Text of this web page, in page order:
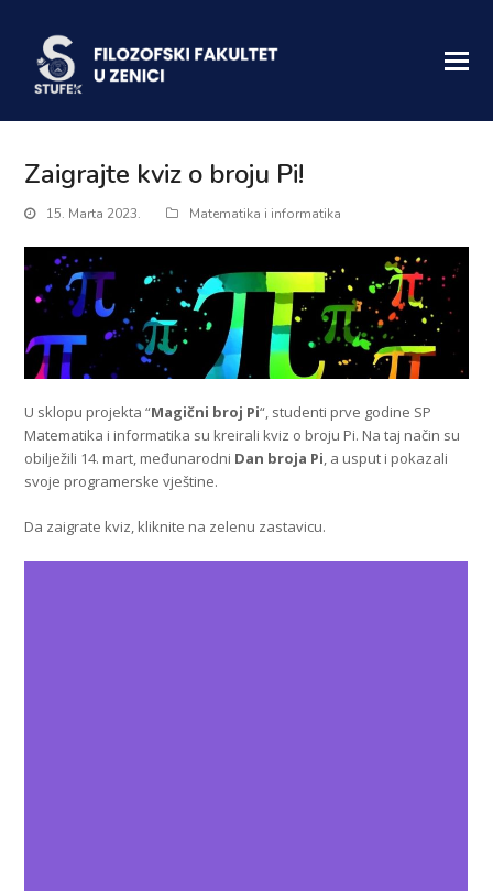
Zaigrajte kviz o broju Pi!
15. Marta 2023. Matematika i informatika
U sklopu projekta “Magični broj Pi“, studenti prve godine SP
Matematika i informatika su kreirali kviz o broju Pi. Na taj način su
obilježili 14. mart, međunarodni Dan broja Pi, a usput i pokazali
svoje programerske vještine.
Da zaigrate kviz, kliknite na zelenu zastavicu.